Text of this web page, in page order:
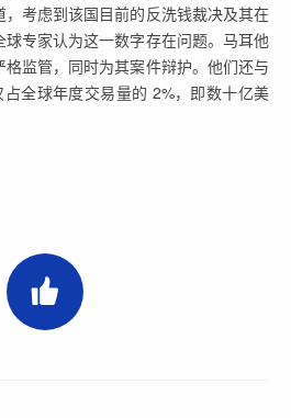
考虑到该国目前的反洗钱裁决及其在
专家认为这一数字存在问题。马耳他
监管，同时为其案件辩护。他们还与
全球年度交易量的 2%，即数十亿美